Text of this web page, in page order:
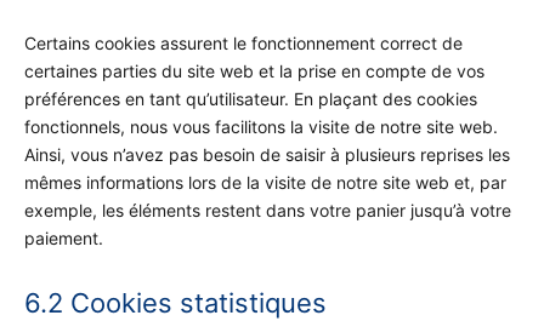
Certains cookies assurent le fonctionnement correct de
certaines parties du site web et la prise en compte de vos
préférences en tant qu’utilisateur. En plaçant des cookies
fonctionnels, nous vous facilitons la visite de notre site web.
Ainsi, vous n’avez pas besoin de saisir à plusieurs reprises les
mêmes informations lors de la visite de notre site web et, par
exemple, les éléments restent dans votre panier jusqu’à votre
paiement.
6.2 Cookies statistiques